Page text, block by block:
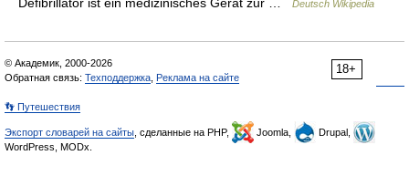
Deutsch Wikipedia
18+
© Академик, 2000-2026
Обратная связь: Техподдержка Реклама на сайте
👣 Путешествия
Экспорт словарей на сайты , сделанные на PHP, Joomla,
Drupal,
WordPress, MODx.